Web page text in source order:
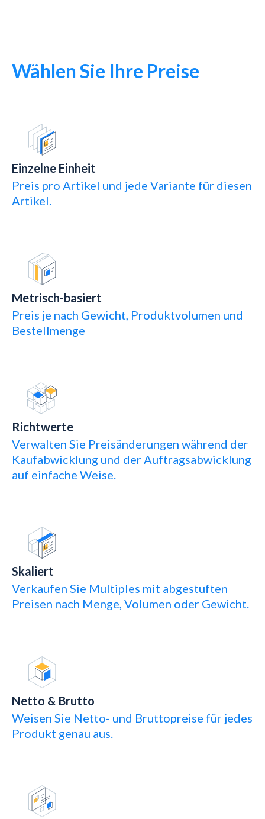
Wählen Sie Ihre Preise
Einzelne Einheit
Preis pro Artikel und jede Variante für diesen
Artikel.
Metrisch-basiert
Preis je nach Gewicht, Produktvolumen und
Bestellmenge
Richtwerte
Verwalten Sie Preisänderungen während der
Kaufabwicklung und der Auftragsabwicklung
auf einfache Weise.
Skaliert
Verkaufen Sie Multiples mit abgestuften
Preisen nach Menge, Volumen oder Gewicht.
Netto & Brutto
Weisen Sie Netto- und Bruttopreise für jedes
Produkt genau aus.